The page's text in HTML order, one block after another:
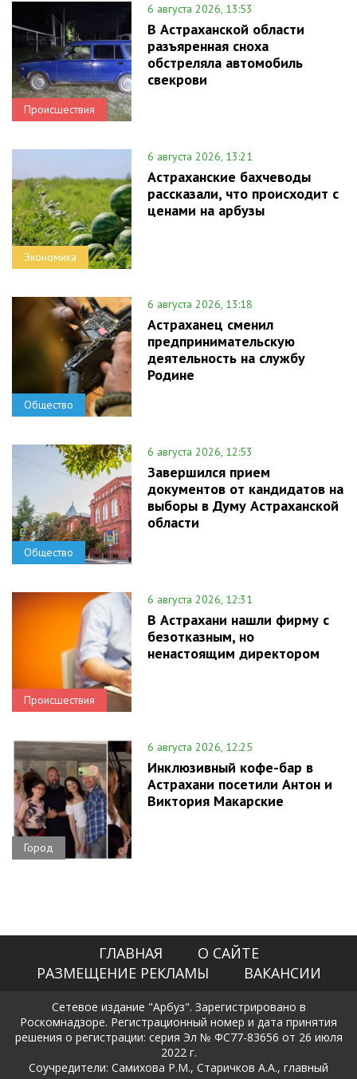
Происшествия
6 августа 2026, 13:53
В Астраханской области
разъяренная сноха
обстреляла автомобиль
свекрови
Экономика
6 августа 2026, 13:21
Астраханские бахчеводы
рассказали, что происходит с
ценами на арбузы
Общество
6 августа 2026, 13:18
Астраханец сменил
предпринимательскую
деятельность на службу
Родине
Общество
6 августа 2026, 12:53
Завершился прием
документов от кандидатов на
выборы в Думу Астраханской
области
Происшествия
6 августа 2026, 12:31
В Астрахани нашли фирму с
безотказным, но
ненастоящим директором
Город
6 августа 2026, 12:25
Инклюзивный кофе-бар в
Астрахани посетили Антон и
Виктория Макарские
ГЛАВНАЯ
О САЙТЕ
РАЗМЕЩЕНИЕ РЕКЛАМЫ
ВАКАНСИИ
Сетевое издание "Арбуз". Зарегистрировано в
Роскомнадзоре. Регистрационный номер и дата принятия
решения о регистрации: серия Эл № ФС77-83656 от 26 июля
2022 г.
Соучредители: Самихова Р.М., Старичков А.А., главный